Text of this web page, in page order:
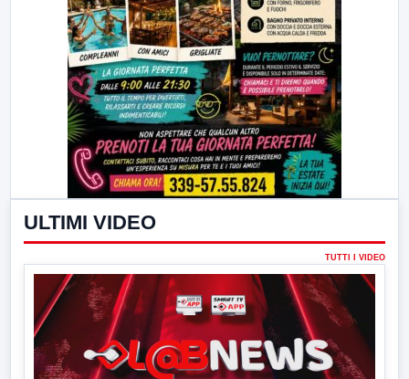
ULTIMI VIDEO
TUTTI I VIDEO